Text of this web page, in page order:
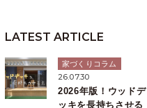
LATEST ARTICLE
家づくりコラム
26.07.30
2026年版！ウッドデ
ッキを長持ちさせる